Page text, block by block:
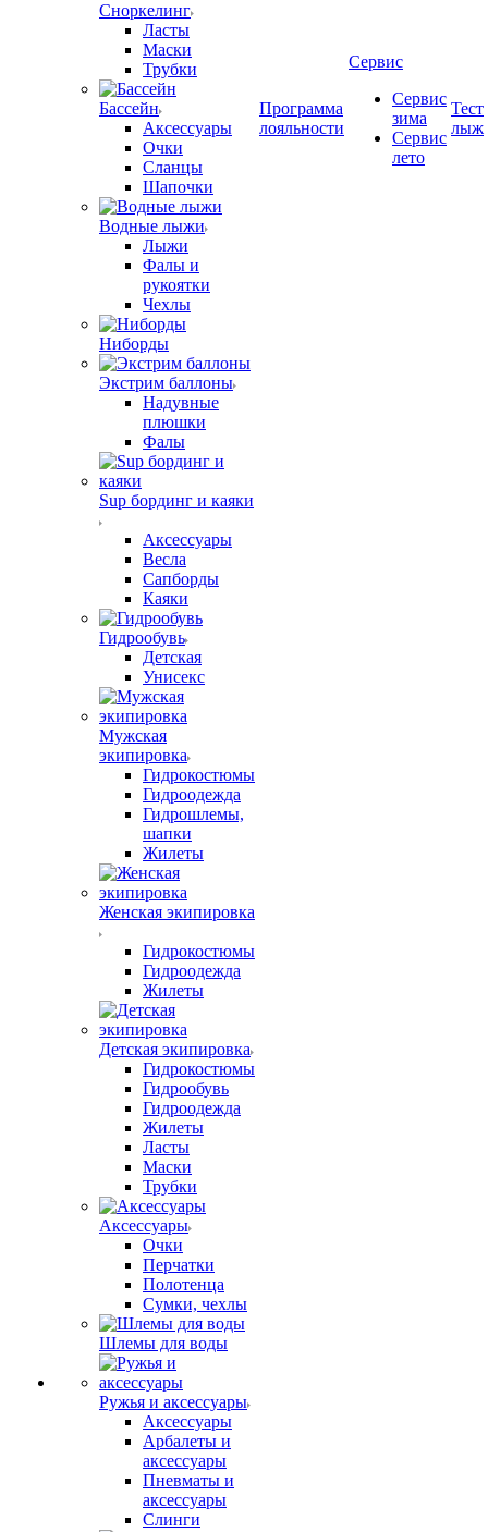
Сноркелинг
Ласты
Маски
Трубки
Бассейн
Аксессуары
Очки
Сланцы
Шапочки
Водные лыжи
Лыжи
Фалы и
рукоятки
Чехлы
Ниборды
Экстрим баллоны
Надувные
плюшки
Фалы
Sup бординг и каяки
Аксессуары
Весла
Сапборды
Каяки
Гидрообувь
Детская
Унисекс
Мужская
экипировка
Гидрокостюмы
Гидроодежда
Гидрошлемы,
шапки
Жилеты
Женская экипировка
Гидрокостюмы
Гидроодежда
Жилеты
Детская экипировка
Гидрокостюмы
Гидрообувь
Гидроодежда
Жилеты
Ласты
Маски
Трубки
Аксессуары
Очки
Перчатки
Полотенца
Сумки, чехлы
Шлемы для воды
Ружья и аксессуары
Аксессуары
Арбалеты и
аксессуары
Пневматы и
аксессуары
Слинги
Программа
лояльности
Сервис
Сервис
зима
Сервис
лето
Тест
лыж